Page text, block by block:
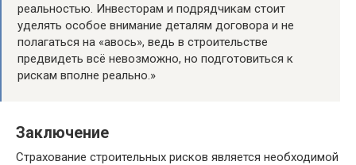
реальностью. Инвесторам и подрядчикам стоит
уделять особое внимание деталям договора и не
полагаться на «авось», ведь в строительстве
предвидеть всё невозможно, но подготовиться к
рискам вполне реально.»
Заключение
Страхование строительных рисков является необходимой